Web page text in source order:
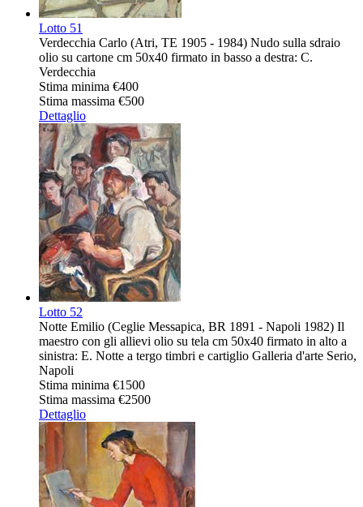
Lotto 51
Verdecchia Carlo (Atri, TE 1905 - 1984) Nudo sulla sdraio
olio su cartone cm 50x40 firmato in basso a destra: C.
Verdecchia
Stima minima €400
Stima massima €500
Dettaglio
Lotto 52
Notte Emilio (Ceglie Messapica, BR 1891 - Napoli 1982) Il
maestro con gli allievi olio su tela cm 50x40 firmato in alto a
sinistra: E. Notte a tergo timbri e cartiglio Galleria d'arte Serio,
Napoli
Stima minima €1500
Stima massima €2500
Dettaglio